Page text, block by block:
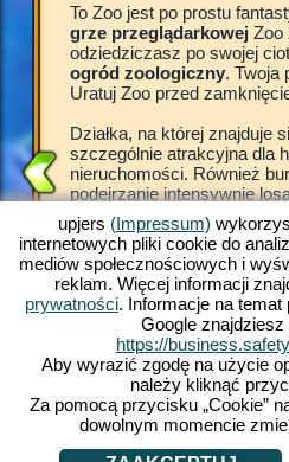
w
Animal
To Zoo jest po prostu
grze przeglądarkowejZoo
odziedziczasz po swojej
ogród zoologiczny. Twoja
Uratuj Zoo przed
Działka, na której znajduje
szczególnie atrakcyjna dla
nieruchomości. Również
podejrzanie intensywnie
okres na uratowanie go
ciągu 48 godzin musisz
przyciągnąć nowych gości,
teren zostanie sprzedany.
Mając w pamięci swoją
bierzesz się za robotę.
grą Zooi zostań już teraz
zoologicznego.
upjers (Impressum)
internetowych pliki cookie do
mediów społecznościowych i
reklam. Więcej informacji
prywatności. Informacje na
Google znajdziesz
https://
Aby wyrazić zgodę na użycie
należy kliknąć
Za pomocą przycisku „Cookie”
dowolnym momencie